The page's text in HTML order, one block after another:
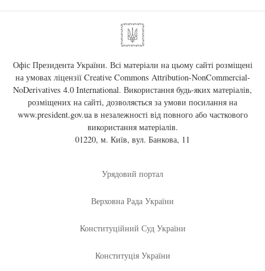
Офіс Президента України. Всі матеріали на цьому сайті розміщені
на умовах ліцензії Creative Commons Attribution-NonCommercial-
NoDerivatives 4.0 International. Використання будь-яких матеріалів,
розміщених на сайті, дозволяється за умови посилання на
www.president.gov.uaв незалежності від повного або часткового
використання матеріалів.
01220, м. Київ, вул. Банкова, 11
Урядовий портал
Верховна Рада України
Конституційний Суд України
Конституція України